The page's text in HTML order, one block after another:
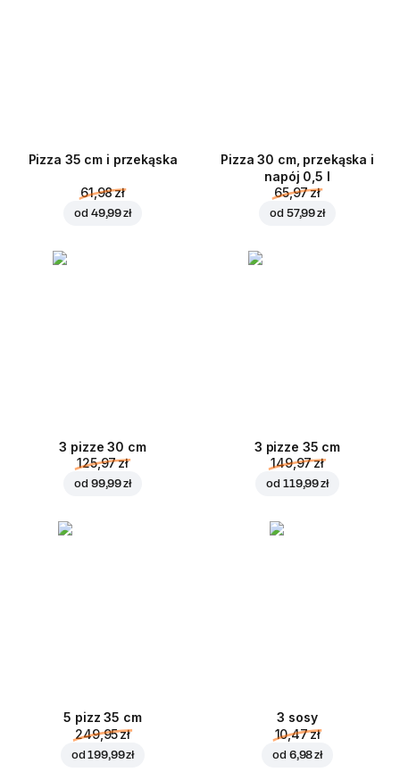
Pizza 35 cm i przekąska
61,98 zł
od 49,99 zł
Pizza 30 cm, przekąska i
napój 0,5 l
65,97 zł
od 57,99 zł
3 pizze 30 cm
125,97 zł
od 99,99 zł
3 pizze 35 cm
149,97 zł
od 119,99 zł
5 pizz 35 cm
249,95 zł
od199,99 zł
3 sosy
10,47 zł
od 6,98 zł